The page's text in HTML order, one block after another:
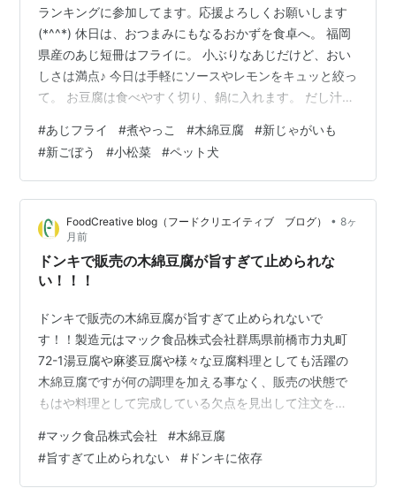
ランキングに参加してます。応援よろしくお願いします
(*^^*) 休日は、おつまみにもなるおかずを食卓へ。 福岡
県産のあじ短冊はフライに。 小ぶりなあじだけど、おい
しさは満点♪ 今日は手軽にソースやレモンをキュッと絞っ
て。 お豆腐は食べやすく切り、鍋に入れます。 だし汁
を回し入れ、火にかけます。 煮立ったら溶き卵を回し入
れ、半熟状になるまで煮ます。 アツアツなやさしい味わ
いにほっこり♪ 🍴12月20日のメニュー ・あじフライ ・煮
やっこ ・根菜の炊き合わせ ・白菜と小松菜のみそ汁 ・
ごはん 🍅煮やっこ やさしい味わいにほっこり♪ 🍅あじフ
ライ サ…
#あじフライ #煮やっこ #木綿豆腐 #新じゃがいも
#新ごぼう #小松菜 #ペット犬
FoodCreative blog（フードクリエイティブ ブログ） • 8ヶ
月前
ドンキで販売の木綿豆腐が旨すぎて止められな
い！！！
ドンキで販売の木綿豆腐が旨すぎて止められないで
す！！製造元はマック食品株式会社群馬県前橋市力丸町
72-1湯豆腐や麻婆豆腐や様々な豆腐料理としても活躍の
木綿豆腐ですが何の調理を加える事なく、販売の状態で
もはや料理として完成している欠点を見出して注文を付
す。旨すぎて止めれないのでドンキに依存してます。毎
日10丁くらい食したいのですが制限しています。 それに
しても旨い木綿豆腐だなぁ～～
#マック食品株式会社 #木綿豆腐
#旨すぎて止められない # ドンキに依存